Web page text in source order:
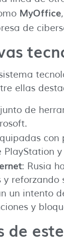
MyOffice
de
ellas
de
con
PlayStation y
: Rusia
y
un intento
y
de